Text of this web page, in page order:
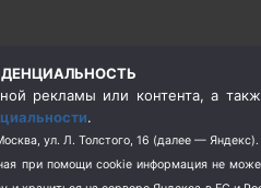
рекламы или контента, а
.
ул. Л. Толстого, 16 (далее —
при помощи cookie информация не